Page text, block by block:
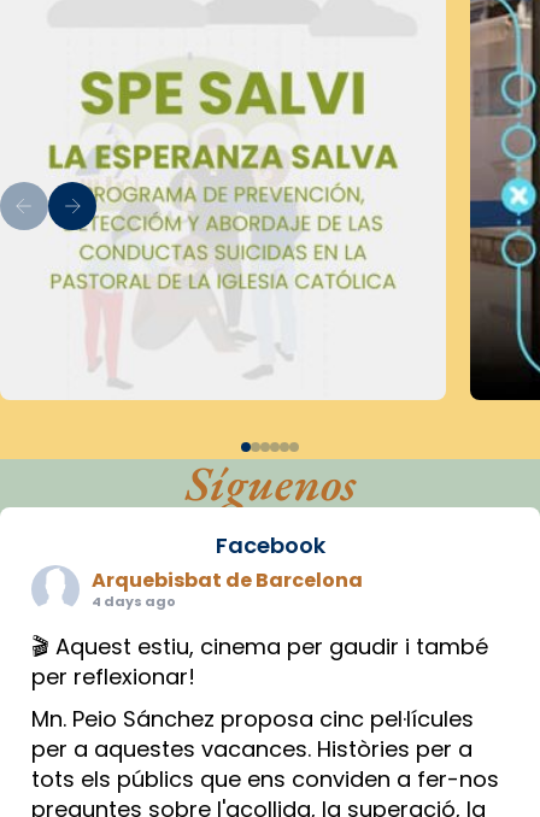
Síguenos
Facebook
Arquebisbat de Barcelona
4 days ago
🎬 Aquest estiu, cinema per gaudir i també
per reflexionar!
Mn. Peio Sánchez proposa cinc pel·lícules
per a aquestes vacances. Històries per a
tots els públics que ens conviden a fer-nos
preguntes sobre l'acollida, la superació, la